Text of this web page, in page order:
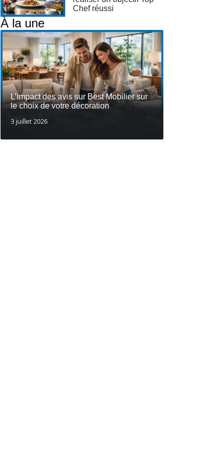
Chef réussi
À la une
L’impact des avis sur Best Mobilier sur
le choix de votre décoration
3 juillet 2026